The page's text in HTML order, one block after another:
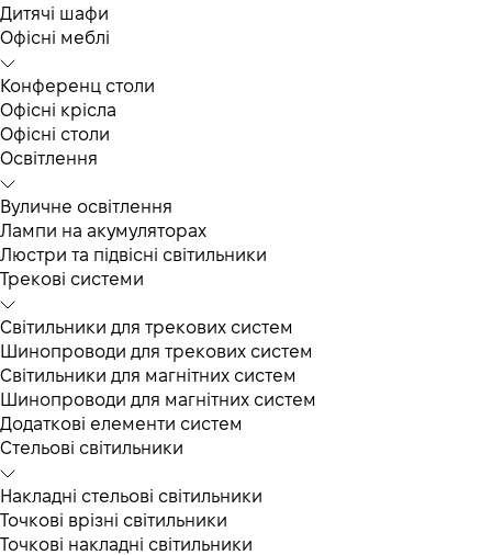
Дитячі шафи
Офісні меблі
Конференц столи
Офісні крісла
Офісні столи
Освітлення
Вуличне освітлення
Лампи на акумуляторах
Люстри та підвісні світильники
Трекові системи
Світильники для трекових систем
Шинопроводи для трекових систем
Світильники для магнітних систем
Шинопроводи для магнітних систем
Додаткові елементи систем
Cтельові світильники
Накладні стельові світильники
Точкові врізні світильники
Точкові накладні світильники